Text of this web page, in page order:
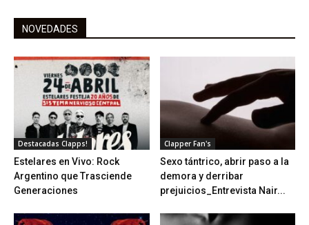
NOVEDADES
Destacadas Clapps!
Estelares en Vivo: Rock
Argentino que Trasciende
Generaciones
Clapper Fan's
Sexo tántrico, abrir paso a la
demora y derribar
prejuicios_Entrevista Nair...